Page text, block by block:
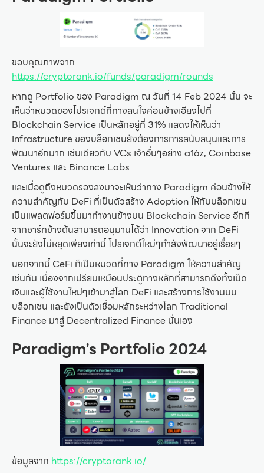
ขอบคุณภาพจาก
https://cryptorank.io/funds/paradigm/rounds
หากดู Portfolio ของ Paradigm ณ วันที่ 14 Feb 2024 นั้น จะ
เห็นว่าหมวดของโปรเจกต์ที่ทางสนใจค่อนข้างเอียงไปที่
Blockchain Service เป็นหลักอยู่ที่ 31% แสดงให้เห็นว่า
Infrastructure ของบล็อกเชนยังต้องการการสนับสนุนและการ
พัฒนาอีกมาก เช่นเดียวกับ VCs เจ้าอื่นๆอย่าง a16z, Coinbase
Ventures และ Binance Labs
และเมื่อดูถึงหมวดรองลงมาจะเห็นว่าทาง Paradigm ค่อนข้างให้
ความสำคัญกับ DeFi ที่เป็นตัวสร้าง Adoption ให้กับบล็อกเชน
เป็นแพลตฟอร์มขึ้นมาทำงานข้างบน Blockchain Service อีกที
จากชาร์ทข้างต้นสามารถอนุมานได้ว่า Innovation จาก DeFi
นั้นจะยังไม่หยุดเพียงเท่านี้ โปรเจกต์ใหม่ๆกำลังพัฒนาอยู่เรื่อยๆ
นอกจากนี้ CeFi ก็เป็นหมวดที่ทาง Paradigm ให้ความสำคัญ
เช่นกัน เนื่องจากเปรียบเหมือนประตูทางหลักที่สามารถดึงทั้งเม็ด
เงินและผู้ใช้งานใหม่ๆเข้ามาสู่โลก DeFi และสร้างการใช้งานบน
บล็อกเชน และยังเป็นตัวเชื่อมหลักระหว่างโลก Traditional
Finance มาสู่ Decentralized Finance นั่นเอง
Paradigm’s Portfolio 2024
ข้อมูลจาก https://cryptorank.io/